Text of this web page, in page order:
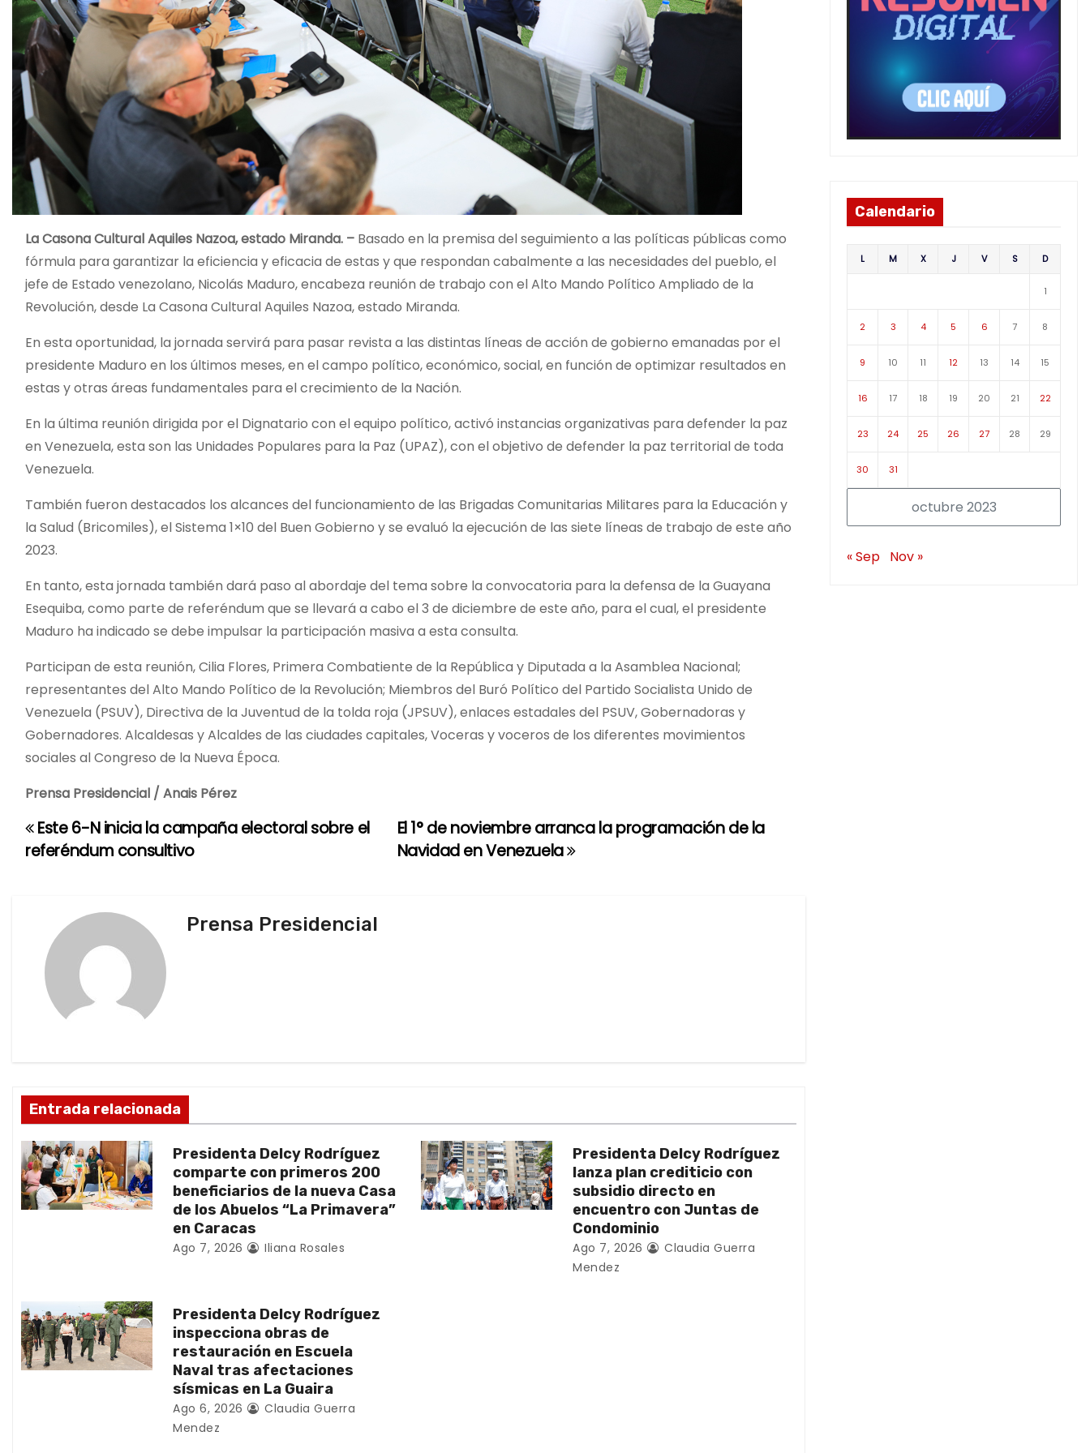
La Casona Cultural Aquiles Nazoa, estado Miranda. – Basado en la premisa del seguimiento a las políticas públicas como
fórmula para garantizar la eficiencia y eficacia de estas y que respondan cabalmente a las necesidades del pueblo, el
jefe de Estado venezolano, Nicolás Maduro, encabeza reunión de trabajo con el Alto Mando Político Ampliado de la
Revolución, desde La Casona Cultural Aquiles Nazoa, estado Miranda.
En esta oportunidad, la jornada servirá para pasar revista a las distintas líneas de acción de gobierno emanadas por el
presidente Maduro en los últimos meses, en el campo político, económico, social, en función de optimizar resultados en
estas y otras áreas fundamentales para el crecimiento de la Nación.
En la última reunión dirigida por el Dignatario con el equipo político, activó instancias organizativas para defender la paz
en Venezuela, esta son las Unidades Populares para la Paz (UPAZ), con el objetivo de defender la paz territorial de toda
Venezuela.
También fueron destacados los alcances del funcionamiento de las Brigadas Comunitarias Militares para la Educación y
la Salud (Bricomiles), el Sistema 1×10 del Buen Gobierno y se evaluó la ejecución de las siete líneas de trabajo de este año
2023.
En tanto, esta jornada también dará paso al abordaje del tema sobre la convocatoria para la defensa de la Guayana
Esequiba, como parte de referéndum que se llevará a cabo el 3 de diciembre de este año, para el cual, el presidente
Maduro ha indicado se debe impulsar la participación masiva a esta consulta.
Participan de esta reunión, Cilia Flores, Primera Combatiente de la República y Diputada a la Asamblea Nacional;
representantes del Alto Mando Político de la Revolución; Miembros del Buró Político del Partido Socialista Unido de
Venezuela (PSUV), Directiva de la Juventud de la tolda roja (JPSUV), enlaces estadales del PSUV, Gobernadoras y
Gobernadores. Alcaldesas y Alcaldes de las ciudades capitales, Voceras y voceros de los diferentes movimientos
sociales al Congreso de la Nueva Época.
Prensa Presidencial / Anais Pérez
N
ó
n
d
e
t
r
a
El 1° de noviembre arranca la programación de la
Navidad en Venezuela
Este 6-N inicia la campaña electoral sobre el
referéndum consultivo
Prensa Presidencial
Entrada relacionada
Presidenta Delcy Rodríguez
comparte con primeros 200
beneficiarios de la nueva Casa
de los Abuelos “La Primavera”
en Caracas
Ago 7, 2026 Iliana Rosales
Presidenta Delcy Rodríguez
lanza plan crediticio con
subsidio directo en
encuentro con Juntas de
Condominio
Ago 7, 2026
Claudia Guerra
Mendez
Presidenta Delcy Rodríguez
inspecciona obras de
restauración en Escuela
Naval tras afectaciones
sísmicas en La Guaira
Ago 6, 2026
Claudia Guerra
Mendez
Calendario
octubre 2023
L M X J V S D
1
2 3 4 5 6 7 8
9 10 11 12 13 14 15
16 17 18 19 20 21 22
23 24 25 26 27 28 29
30 31
« Sep Nov »